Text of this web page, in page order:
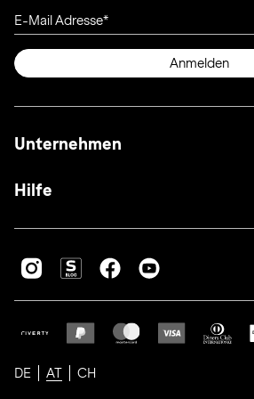
E-Mail Adresse
Anmelden
Unternehmen
Hilfe
DE AT CH